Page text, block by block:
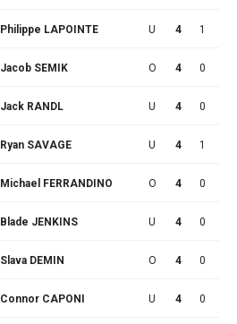
Philippe LAPOINTE U 4 1
Jacob SEMIK O 4 0
Jack RANDL U 4 0
Ryan SAVAGE U 4 1
Michael FERRANDINO O 4 0
Blade JENKINS U 4 0
Slava DEMIN O 4 0
Connor CAPONI U 4 0